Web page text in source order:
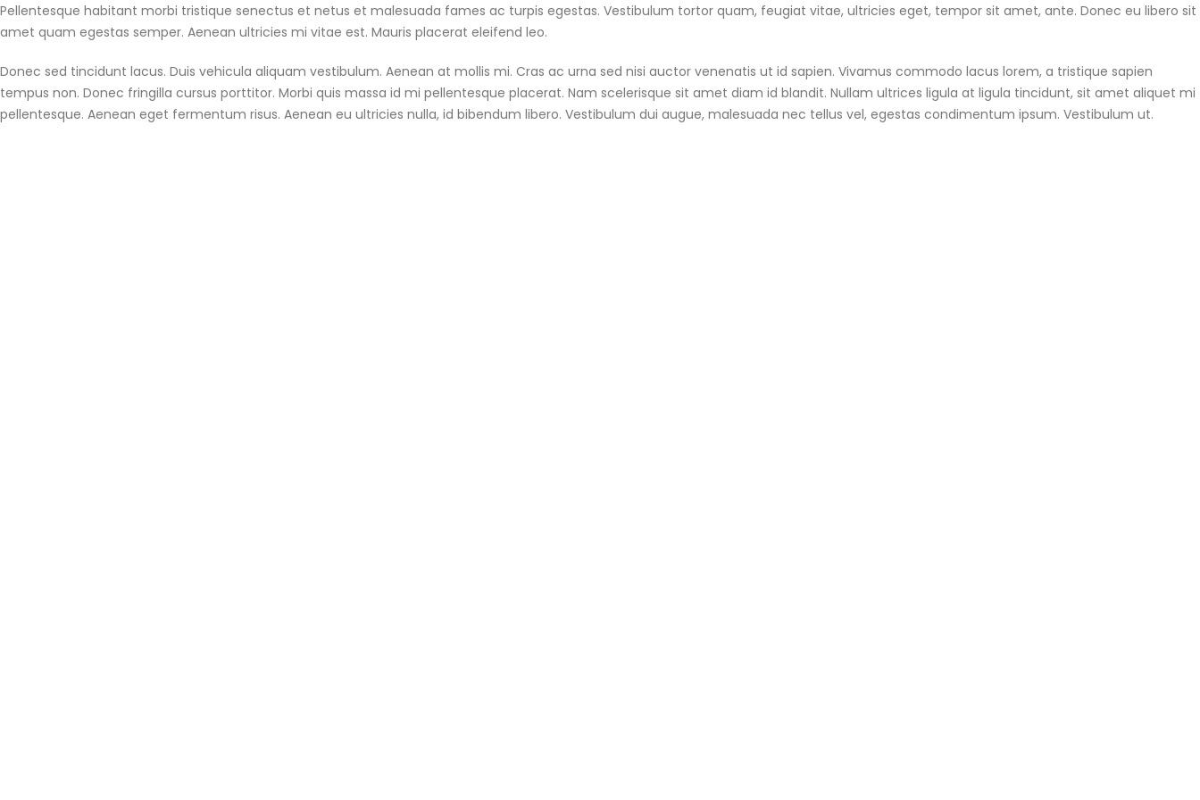
Pellentesque habitant morbi tristique senectus et netus et malesuada fames ac turpis egestas. Vestibulum tortor quam, feugiat vitae, ultricies eget, tempor sit amet, ante. Donec eu libero sit
amet quam egestas semper. Aenean ultricies mi vitae est. Mauris placerat eleifend leo.
Donec sed tincidunt lacus. Duis vehicula aliquam vestibulum. Aenean at mollis mi. Cras ac urna sed nisi auctor venenatis ut id sapien. Vivamus commodo lacus lorem, a tristique sapien
tempus non. Donec fringilla cursus porttitor. Morbi quis massa id mi pellentesque placerat. Nam scelerisque sit amet diam id blandit. Nullam ultrices ligula at ligula tincidunt, sit amet aliquet mi
pellentesque. Aenean eget fermentum risus. Aenean eu ultricies nulla, id bibendum libero. Vestibulum dui augue, malesuada nec tellus vel, egestas condimentum ipsum. Vestibulum ut.